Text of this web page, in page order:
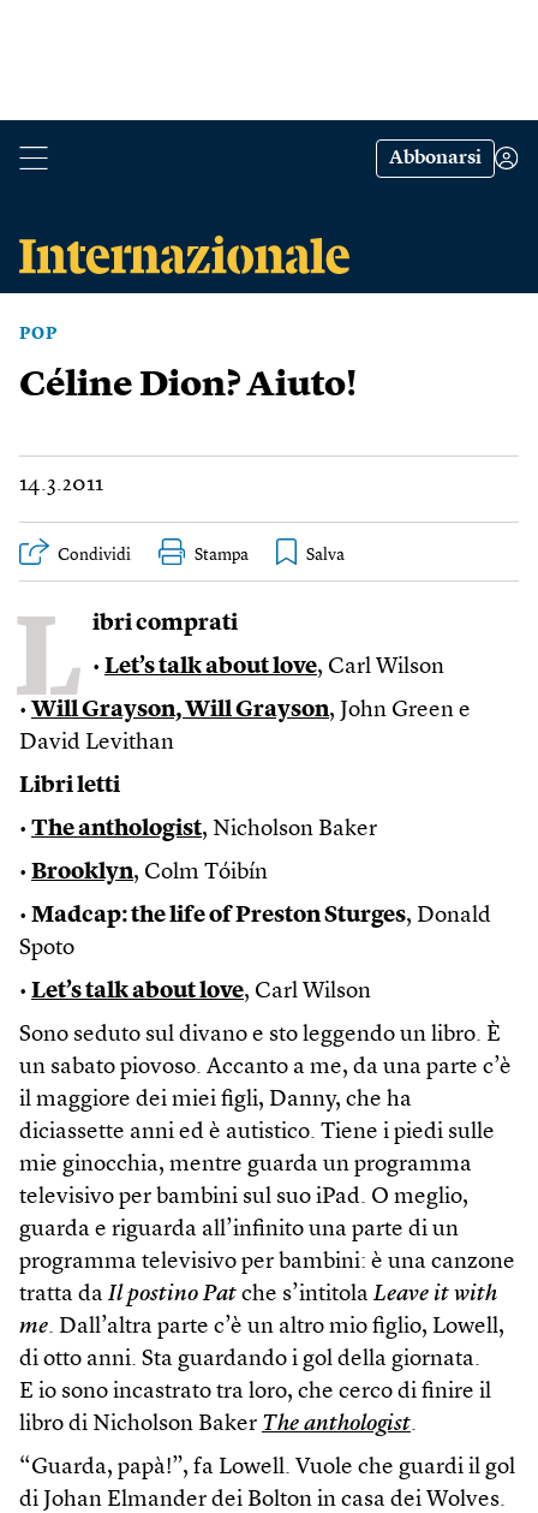
Abbonarsi
POP
Céline Dion? Aiuto!
14.3.2011
Condividi Stampa
L ibri comprati
• Let’s talk about love, Carl Wilson
• Will Grayson, Will Grayson, John Green e
David Levithan
Libri letti
• The anthologist, Nicholson Baker
• Brooklyn, Colm Tóibín
• Madcap: the life of Preston Sturges, Donald
Spoto
• Let’s talk about love, Carl Wilson
Sono seduto sul divano e sto leggendo un libro. È
un sabato piovoso. Accanto a me, da una parte c’è
il maggiore dei miei figli, Danny, che ha
diciassette anni ed è autistico. Tiene i piedi sulle
mie ginocchia, mentre guarda un programma
televisivo per bambini sul suo iPad. O meglio,
guarda e riguarda all’infinito una parte di un
programma televisivo per bambini: è una canzone
tratta da Il postino Pat che s’intitola Leave it with
me. Dall’altra parte c’è un altro mio figlio, Lowell,
di otto anni. Sta guardando i gol della giornata.
E io sono incastrato tra loro, che cerco di finire il
libro di Nicholson Baker The anthologist.
“Guarda, papà!”, fa Lowell. Vuole che guardi il gol
di Johan Elmander dei Bolton in casa dei Wolves.